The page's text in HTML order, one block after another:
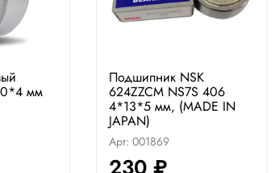
мм
Подшипник NSK
624ZZCM NS7S 406
4*13*5 мм, (MADE IN
JAPAN)
Арт: 001869